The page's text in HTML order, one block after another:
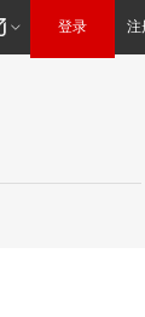
登录 注